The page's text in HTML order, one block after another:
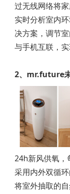
过无线网络将
实时分析室内
决方案，调节
与手机互联，
2、mr.future
24h新风供氧，
采用内外双循
将室外抽取的